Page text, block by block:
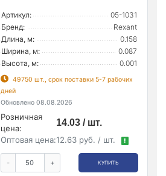
Артикул:
05-1031
Бренд:
Rexant
Длина, м:
0.158
Ширина, м:
0.087
Высота, м:
0.001
49750 шт., срок поставки 5-7 рабочих
дней
Обновлено 08.08.2026
Розничная
цена:
14.03 / шт.
Оптовая цена:12.63 руб. / шт. !
- + КУПИТЬ